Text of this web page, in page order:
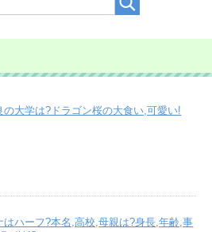
の大学は?ドラゴン桜の大食い,可愛い!
はハーフ?本名,高校,母親は?身長,年齢,事